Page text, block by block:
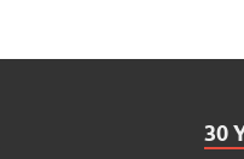
30